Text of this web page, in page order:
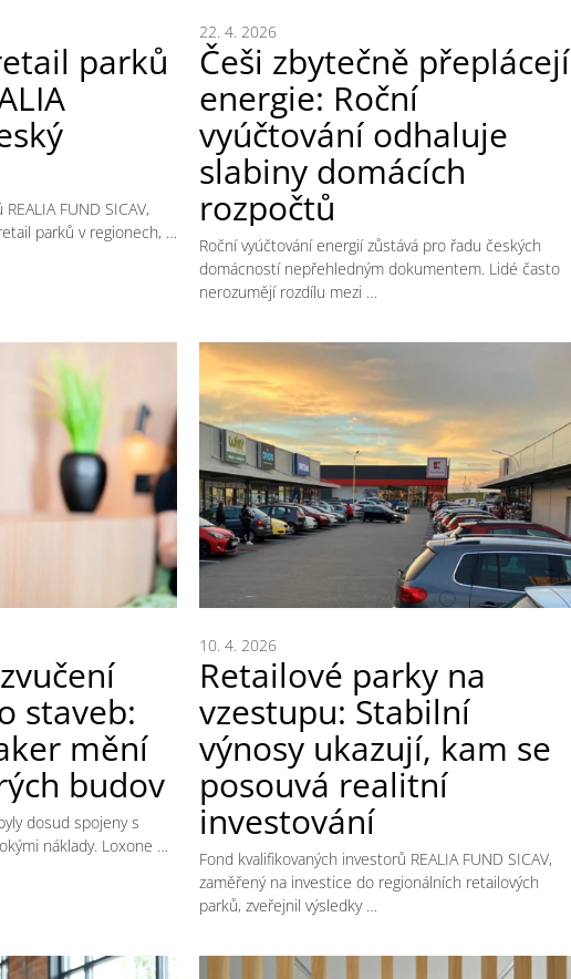
parků
FUND SICAV,
parků v regionech, …
Češi zbytečně přeplácejí
energie: Roční
vyúčtování odhaluje
slabiny domácích
rozpočtů
22. 4. 2026
Roční vyúčtování energií zůstává pro řadu českých
domácností nepřehledným dokumentem. Lidé často
nerozumějí rozdílu mezi …
staveb:
mění
budov
dosud spojeny s
náklady. Loxone …
Retailové parky na
vzestupu: Stabilní
výnosy ukazují, kam se
posouvá realitní
investování
10. 4. 2026
Fond kvalifikovaných investorů REALIA FUND SICAV,
zaměřený na investice do regionálních retailových
parků, zveřejnil výsledky …